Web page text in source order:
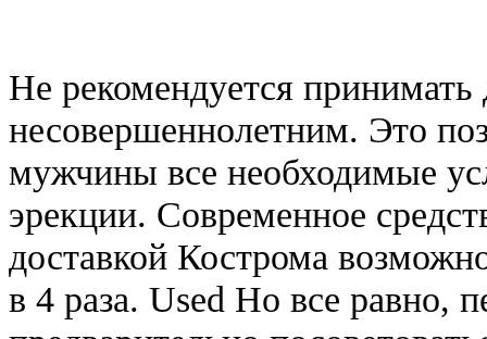
Не рекомендуется
несовершеннолетним. Это
мужчины все необходимые
эрекции. Современное
доставкой Кострома
в 4 раза. Used Но все равно,